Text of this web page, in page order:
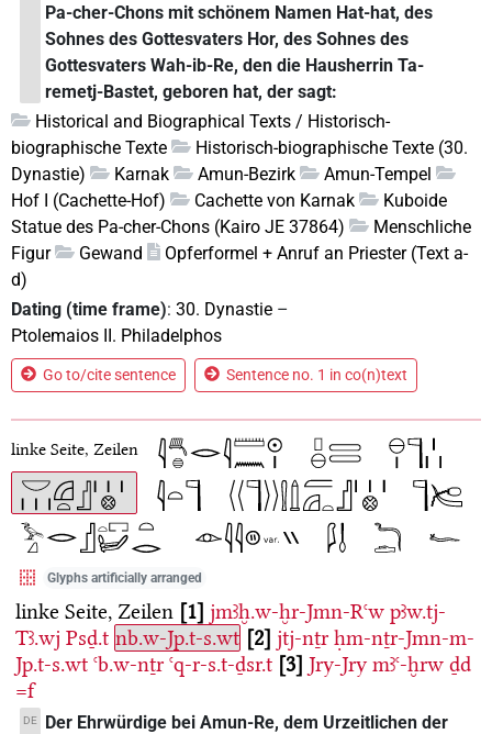
Pa-cher-Chons mit schönem Namen Hat-hat, des
Sohnes des Gottesvaters Hor, des Sohnes des
Gottesvaters Wah-ib-Re, den die Hausherrin Ta-
remetj-Bastet, geboren hat, der sagt:
Historical and Biographical Texts / Historisch-
biographische Texte
Historisch-biographische Texte (30.
Dynastie)
Karnak Amun-Bezirk
Amun-Tempel
Hof I (Cachette-Hof)
Cachette von Karnak
Kuboide
Statue des Pa-cher-Chons (Kairo JE 37864)
Menschliche
Figur
Gewand
Opferformel + Anruf an Priester (Text a-
d)
Dating (time frame): 30. Dynastie –
Ptolemaios II. Philadelphos
Go to/cite sentence Sentence no. 1 in co(n)text
linke Seite, Zeilen
Glyphs artificially arranged
linke Seite, Zeilen 1 jmꜣḫ.w-ḫr-Jmn-Rꜥw pꜣw.tj-
Tꜣ.wj Psḏ.t nb.w-Jp.t-s.wt 2 jtj-nṯr ḥm-nṯr-Jmn-m-
Jp.t-s.wt ꜥb.w-nṯr ꜥq-r-s.t-ḏsr.t 3 Jry-Jry mꜣꜥ-ḫrw ḏd
=f
DE
Der Ehrwürdige bei Amun-Re, dem Urzeitlichen der